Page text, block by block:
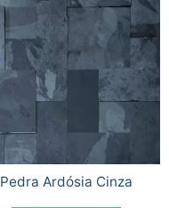
Pedra Ardósia Cinza